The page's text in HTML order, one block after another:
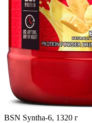
BSN Syntha-6, 1320 г